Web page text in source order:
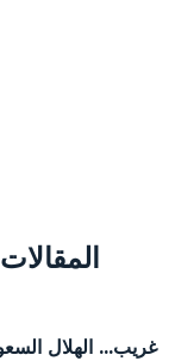
غريب... الهلال